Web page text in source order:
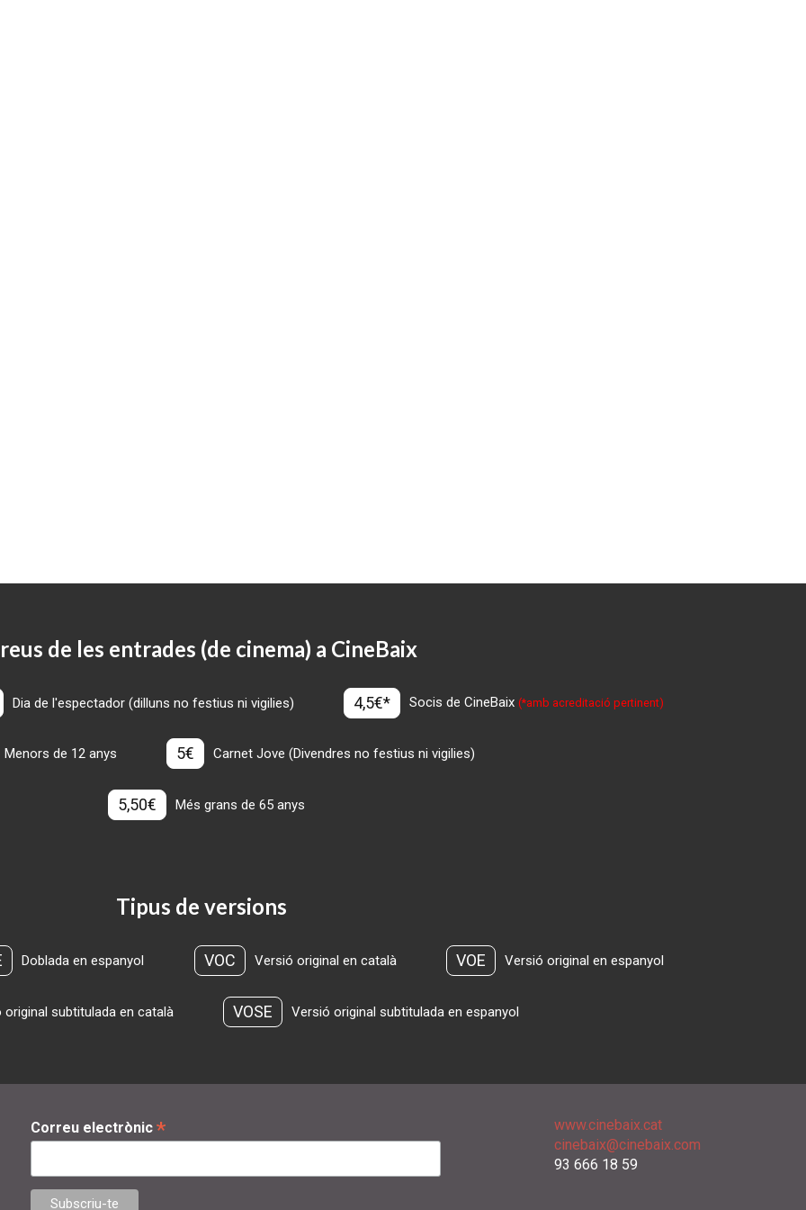
de les entrades (de cinema) a CineBaix
Dia de l'espectador (dilluns no festius ni vigilies) 4,5€* Socis de CineBaix(*amb acreditació pertinent)
Menors de 12 anys 5€ Carnet Jove (Divendres no festius ni vigilies)
5,50€ Més grans de 65 anys
Tipus de versions
Doblada en espanyol VOC Versió original en català VOE Versió original en espanyol
original subtitulada en català VOSE Versió original subtitulada en espanyol
Correu electrònic *
www.cinebaix.cat
cinebaix@cinebaix.com
93 666 18 59